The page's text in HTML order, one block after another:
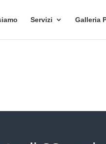
Servizi Galleria